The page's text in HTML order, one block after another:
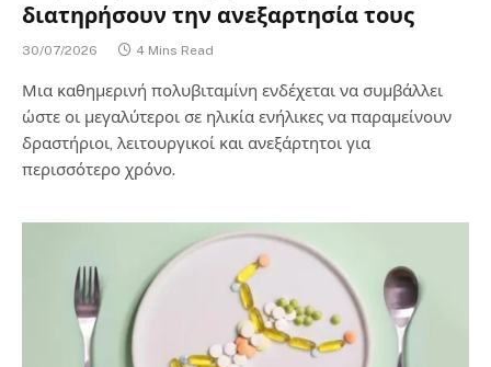
διατηρήσουν την ανεξαρτησία τους
30/07/2026 4 Mins Read
Μια καθημερινή πολυβιταμίνη ενδέχεται να συμβάλλει
ώστε οι μεγαλύτεροι σε ηλικία ενήλικες να παραμείνουν
δραστήριοι, λειτουργικοί και ανεξάρτητοι για
περισσότερο χρόνο.